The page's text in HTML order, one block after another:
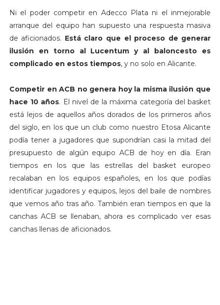
Ni el poder competir en Adecco Plata ni el inmejorable
arranque del equipo han supuesto una respuesta masiva
de aficionados. Está claro que el proceso de generar
ilusión en torno al Lucentum y al baloncesto es
complicado en estos tiempos, y no solo en Alicante.
Competir en ACB no genera hoy la misma ilusión que
hace 10 años. El nivel de la máxima categoría del basket
está lejos de aquellos años dorados de los primeros años
del siglo, en los que un club como nuestro Etosa Alicante
podía tener a jugadores que supondrían casi la mitad del
presupuesto de algún equipo ACB de hoy en día. Eran
tiempos en los que las estrellas del basket europeo
recalaban en los equipos españoles, en los que podías
identificar jugadores y equipos, lejos del baile de nombres
que vemos año tras año. También eran tiempos en que la
canchas ACB se llenaban, ahora es complicado ver esas
canchas llenas de aficionados.